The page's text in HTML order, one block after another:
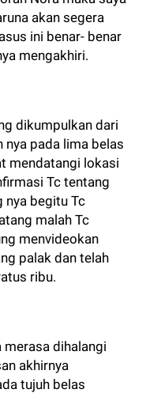
akan segera
ini benar- benar
mengakhiri.
dikumpulkan dari
nya pada lima belas
mendatangi lokasi
Tc tentang
nya begitu Tc
malah Tc
menvideokan
palak dan telah
ribu.
merasa dihalangi
akhirnya
tujuh belas